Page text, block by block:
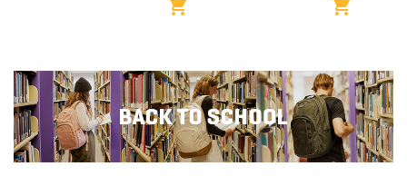
shopping_cart shopping_cart